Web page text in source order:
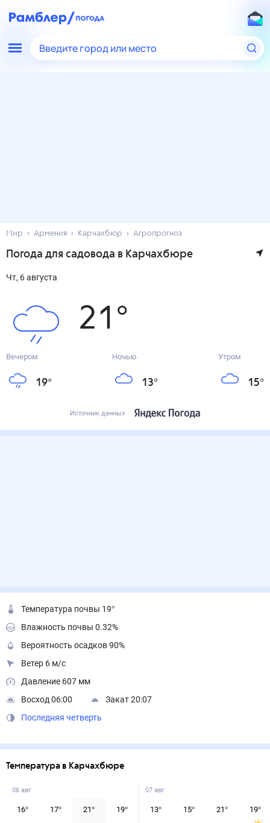
Введите город или место
Мир Армения Карчахбюр Агропрогноз
Погода для садовода в Карчахбюре
чт, 6 августа
21 °
Вечером
19°
Ночью
13°
Утром
15°
Источник данных
Температура почвы 19°
Влажность почвы 0.32%
Вероятность осадков 90%
Ветер 6 м/с
Давление 607 мм
Восход 06:00
Закат 20:07
Последняя четверть
Температура в Карчахбюре
06 авг
16° 17° 21° 19°
07 авг
13° 15° 21° 19°